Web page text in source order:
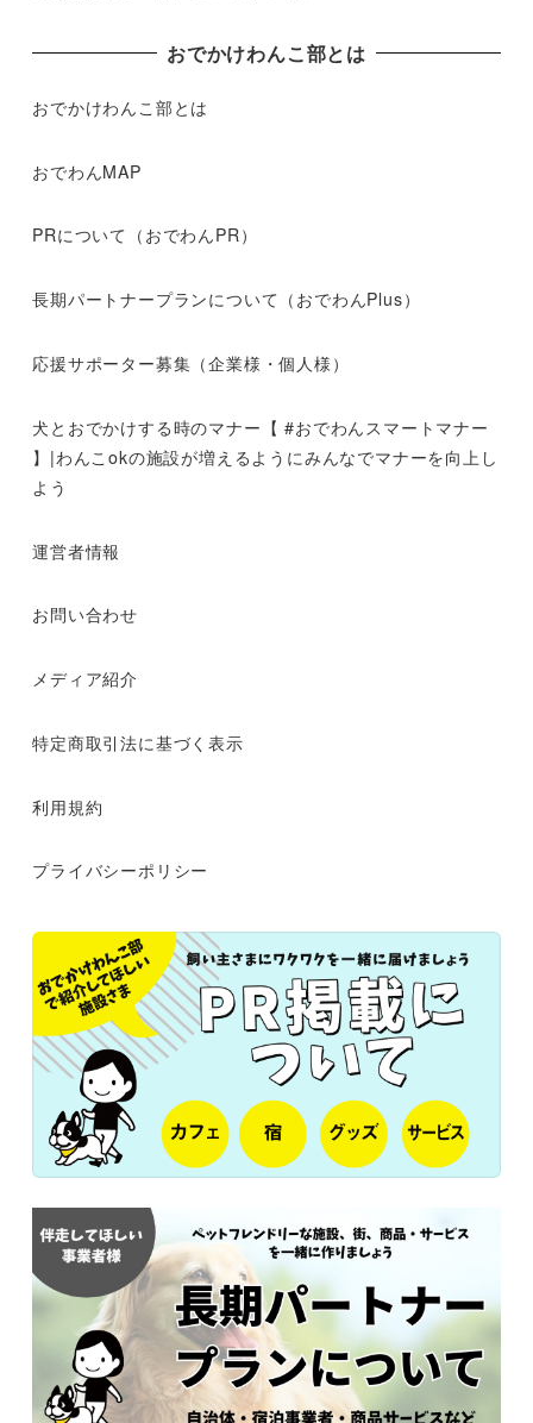
おでかけわんこ部とは
おでかけわんこ部とは
おでわんMAP
PRについて（おでわんPR）
長期パートナープランについて（おでわんPlus）
応援サポーター募集（企業様・個人様）
犬とおでかけする時のマナー【 #おでわんスマートマナー
】|わんこokの施設が増えるようにみんなでマナーを向上し
よう
運営者情報
お問い合わせ
メディア紹介
特定商取引法に基づく表示
利用規約
プライバシーポリシー